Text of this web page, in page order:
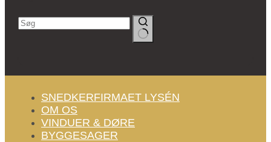
SNEDKERFIRMAET LYSÉN
OM OS
VINDUER & DØRE
BYGGESAGER